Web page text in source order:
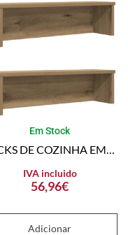
Em Stock
56,96€
IVA incluido
Adicionar